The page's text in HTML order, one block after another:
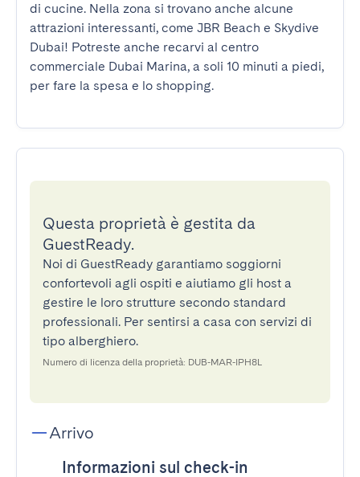
di cucine. Nella zona si trovano anche alcune
attrazioni interessanti, come JBR Beach e Skydive
Dubai! Potreste anche recarvi al centro
commerciale Dubai Marina, a soli 10 minuti a piedi,
per fare la spesa e lo shopping.
Questa proprietà è gestita da
GuestReady.
Noi di GuestReady garantiamo soggiorni
confortevoli agli ospiti e aiutiamo gli host a
gestire le loro strutture secondo standard
professionali. Per sentirsi a casa con servizi di
tipo alberghiero.
Numero di licenza della proprietà: DUB-MAR-IPH8L
Arrivo
Informazioni sul check-in